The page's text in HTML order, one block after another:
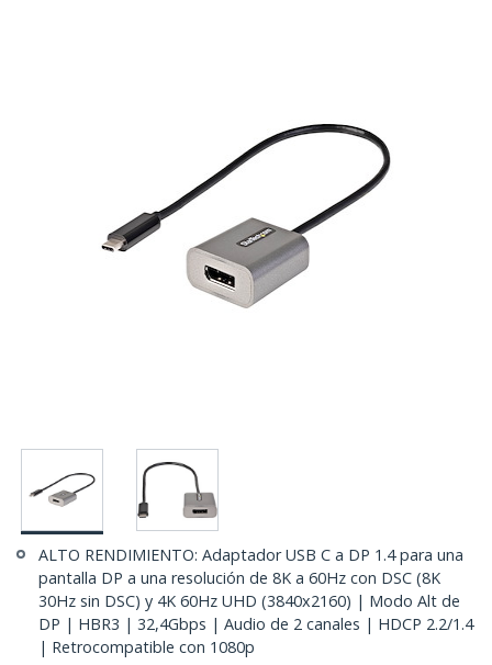
ALTO RENDIMIENTO: Adaptador USB C a DP 1.4 para una
pantalla DP a una resolución de 8K a 60Hz con DSC (8K
30Hz sin DSC) y 4K 60Hz UHD (3840x2160) | Modo Alt de
DP | HBR3 | 32,4Gbps | Audio de 2 canales | HDCP 2.2/1.4
| Retrocompatible con 1080p